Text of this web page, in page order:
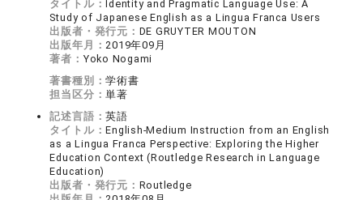
タイトル：Identity and Pragmatic Language Use: A
Study of Japanese English as a Lingua Franca Users
出版者・発行元： DE GRUYTER MOUTON
出版年月：2019年09月
著者： Yoko Nogami
著書種別：学術書
担当区分：単著
記述言語：英語
タイトル：English-Medium Instruction from an English
as a Lingua Franca Perspective: Exploring the Higher
Education Context (Routledge Research in Language
Education)
出版者・発行元： Routledge